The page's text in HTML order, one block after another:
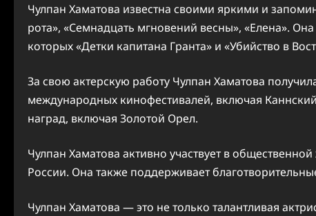
Чулпан Хаматова известна своими яркими и
рота», «Семнадцать мгновений весны», «Елена».
которых «Детки капитана Гранта» и «Убийство в
За свою актерскую работу Чулпан Хаматова
международных кинофестивалей, включая
наград, включая Золотой Орел.
Чулпан Хаматова активно участвует в
России. Она также поддерживает
Чулпан Хаматова — это не только талантливая